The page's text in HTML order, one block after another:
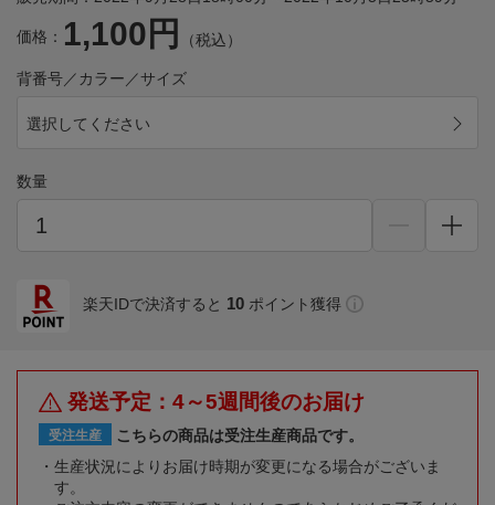
価格： 1,100円 （税込）
背番号／カラー／サイズ
選択してください
数量
楽天IDで決済すると 10 ポイント獲得
発送予定：4～5週間後のお届け
受注生産
こちらの商品は受注生産商品です。
生産状況によりお届け時期が変更になる場合がございま
す。